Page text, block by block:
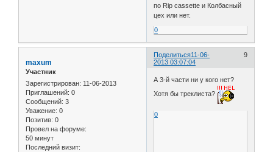
по Rip cassette и Колбасный
цех или нет.
0
Поделиться 9
11-06-
2013 03:07:04
maxum
Участник
Зарегистрирован: 11-06-2013
Приглашений: 0
Сообщений: 3
Уважение: 0
Позитив: 0
Провел на форуме:
50 минут
Последний визит:
А 3-й части ни у кого нет?
Хотя бы треклиста?
0